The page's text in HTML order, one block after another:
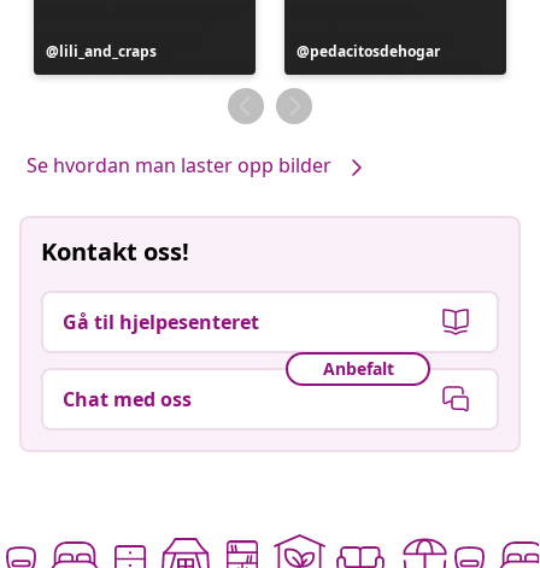
Innlegg
publisert
lili_and_craps
Innlegg
publisert
av
pedacitosdehogar
Se hvordan man laster opp bilder
Kontakt oss!
Gå til hjelpesenteret
Anbefalt
Chat med oss